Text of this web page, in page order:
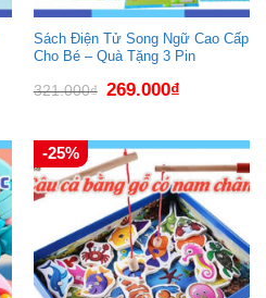
Sách Điện Tử Song Ngữ Cao Cấp
Cho Bé – Quà Tặng 3 Pin
321.000₫ Giá
gốc
269.000₫Giá
hiện
269.000₫.
-25%